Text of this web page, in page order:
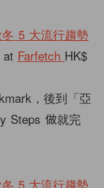
at Farfetch HK$
，後到「亞
Steps 做就完